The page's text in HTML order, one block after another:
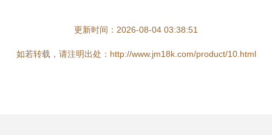
更新时间：2026-08-04 03:38:51
如若转载，请注明出处：http://www.jm18k.com/product/10.html